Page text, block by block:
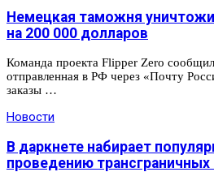
Немецкая таможня
на 200 000 долларов
Команда проекта Flipper Zero
отправленная в РФ через «Почту
заказы …
Новости
В даркнете набирает
проведению трансграничных